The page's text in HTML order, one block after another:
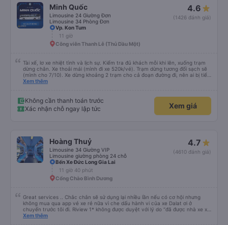
Minh Quốc
Limousine 24 Giường Đơn
Limousine 34 Phòng Đơn
4.6
(1426 đánh giá)
Vp. Kon Tum
11 giờ
Công viên Thanh Lễ (Thủ Dầu Một)
Tài xế, lơ xe nhiệt tình và lịch sự. Kiểm tra đủ khách mỗi khi lên, xuống trạm
dừng chân. Xe thoải mái (mình đi xe 520k/vé). Trạm dừng tương đối sạch sẽ
(mình cho 7/10). Xe dừng khoảng 2 trạm cho cả đoạn đường đi, nên ai bị tiểu
nhiều thì trước khi khởi hành ráng đừng uống nhiều nước nha. Giờ khởi hành
Xem thêm
Không cần thanh toán trước
Xác nhận chỗ ngay lập tức
Xem giá
Hoàng Thuỷ
Limousine 34 Giường VIP
Limousine giường phòng 24 chỗ
4.7
(4610 đánh giá)
Bến Xe Đức Long Gia Lai
11 giờ 40 phút
Cổng Chào Bình Dương
Great services .. Chắc chắn sẽ sử dụng lại nhiều lần nếu có cơ hội nhưng
không mua qua app vé xe rẻ nữa vì che dấu hành vi của xe Dalat ơi ở
chuyến trước tôi đi. Riview 1* không được duyệt với lý do “đã được nhà xe xử
lý với khách hàng” trong khi tôi là khách hàng và trải nghiệm của tôi lại nói là
Xem thêm